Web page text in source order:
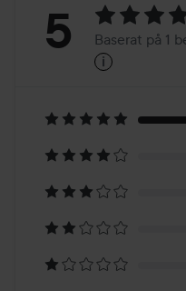
på
1
betyg
5 Baserat på 1
i